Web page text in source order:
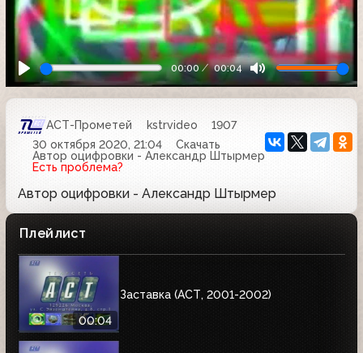
00:00 00:04
АСТ-Прометей kstrvideo
1907
30 октября 2020, 21:04
Скачать
Автор оцифровки - Александр Штырмер
Есть проблема?
Автор оцифровки - Александр Штырмер
Плейлист
00:04
Заставка (АСТ, 2001-2002)